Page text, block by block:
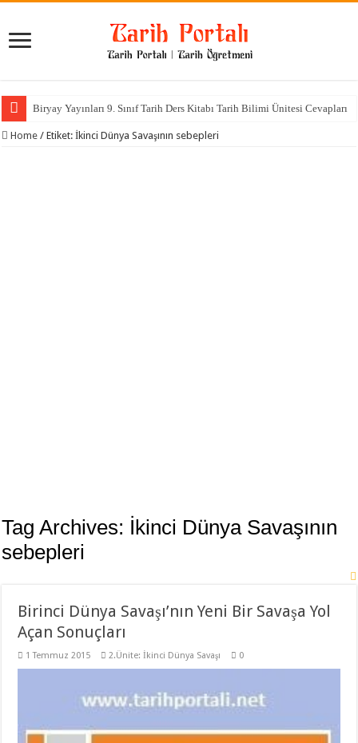
Biryay Yayınları 9. Sınıf Tarih Ders Kitabı Tarih Bilimi Ünitesi Cevapları
Home / Etiket:İkinci Dünya Savaşının sebepleri
Tag Archives: İkinci Dünya Savaşının
sebepleri
Birinci Dünya Savaşı’nın Yeni Bir Savaşa Yol
Açan Sonuçları
1 Temmuz 2015 2.Ünite: İkinci Dünya Savaşı 0